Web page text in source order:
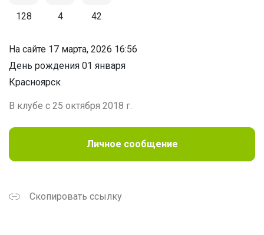
128 4 42
На сайте 17 марта, 2026 16:56
День рождения 01 января
Красноярск
В клубе с 25 октября 2018 г.
Личное сообщение
Скопировать ссылку